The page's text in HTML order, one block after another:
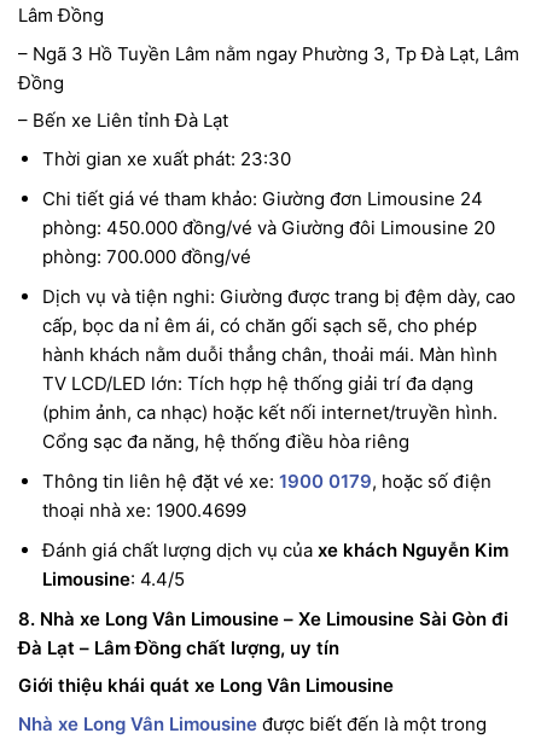
Lâm Đồng
– Ngã 3 Hồ Tuyền Lâm nằm ngay Phường 3, Tp Đà Lạt, Lâm
Đồng
– Bến xe Liên tỉnh Đà Lạt
Thời gian xe xuất phát: 23:30
Chi tiết giá vé tham khảo: Giường đơn Limousine 24
phòng: 450.000 đồng/vé và Giường đôi Limousine 20
phòng: 700.000 đồng/vé
Dịch vụ và tiện nghi: Giường được trang bị đệm dày, cao
cấp, bọc da nỉ êm ái, có chăn gối sạch sẽ, cho phép
hành khách nằm duỗi thẳng chân, thoải mái. Màn hình
TV LCD/LED lớn: Tích hợp hệ thống giải trí đa dạng
(phim ảnh, ca nhạc) hoặc kết nối internet/truyền hình.
Cổng sạc đa năng, hệ thống điều hòa riêng
Thông tin liên hệ đặt vé xe: 1900 0179, hoặc số điện
thoại nhà xe: 1900.4699
Đánh giá chất lượng dịch vụ của xe khách Nguyễn Kim
Limousine: 4.4/5
8. Nhà xe Long Vân Limousine – Xe Limousine Sài Gòn đi
Đà Lạt – Lâm Đồng chất lượng, uy tín
Giới thiệu khái quát xe Long Vân Limousine
Nhà xe Long Vân Limousine được biết đến là một trong